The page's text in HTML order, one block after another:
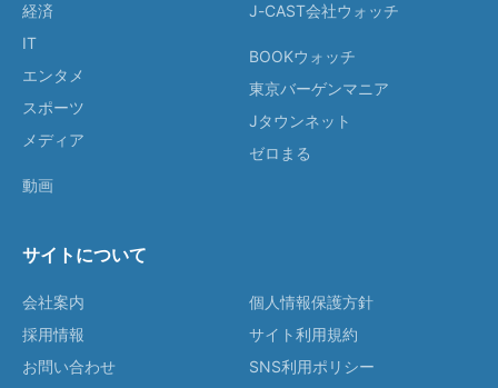
経済
IT
エンタメ
スポーツ
メディア
動画
J-CAST会社ウォッチ
BOOKウォッチ
東京バーゲンマニア
Jタウンネット
ゼロまる
サイトについて
会社案内
採用情報
お問い合わせ
個人情報保護方針
サイト利用規約
SNS利用ポリシー